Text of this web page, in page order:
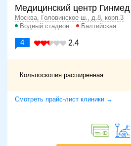
Медицинский центр Гинмед
Москва, Головинское ш., д.8, корп.3
Водный стадион
Балтийская
4 2.4
Кольпоскопия расширенная
Смотреть прайс-лист клиники →